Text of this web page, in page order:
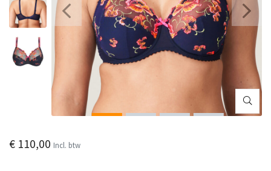
€ 110,00 Incl. btw